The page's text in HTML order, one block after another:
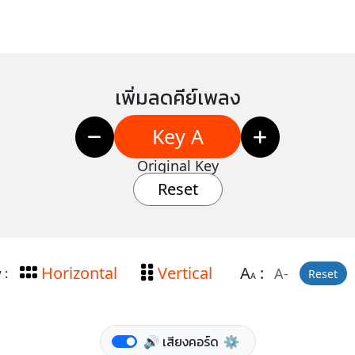
เพิ่มลดคีย์เพลง
Key A
Original Key
Reset
: Horizontal Vertical AA: A- Reset
🔊 เสียงคอร์ด ⚙️